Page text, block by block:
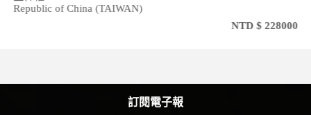
Republic of China (TAIWAN)
NTD $ 228000
訂閱電子報